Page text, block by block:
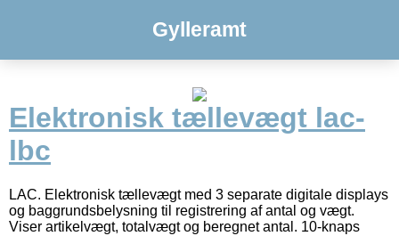
Gylleramt
Elektronisk tællevægt lac-
lbc
LAC. Elektronisk tællevægt med 3 separate digitale displays
og baggrundsbelysning til registrering af antal og vægt.
Viser artikelvægt, totalvægt og beregnet antal. 10-knaps